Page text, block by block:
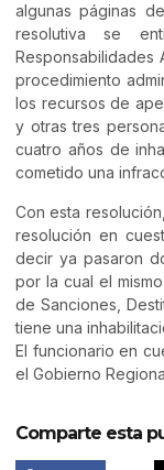
algunas páginas
resolutiva se
Responsabilidades
procedimiento
los recursos de
y otras tres
cuatro años de
cometido una
Con esta
resolución en
decir ya pasaron
por la cual el
de Sanciones,
tiene una
El funcionario en
el Gobierno
Comparte esta